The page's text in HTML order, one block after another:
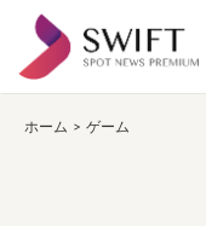
テ
ホーム > ゲーム